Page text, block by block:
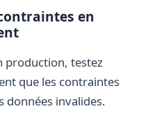
en
production, testez
que les contraintes
données invalides.